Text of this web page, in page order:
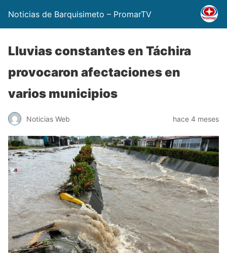
Noticias de Barquisimeto – PromarTV
Lluvias constantes en Táchira
provocaron afectaciones en
varios municipios
Noticias Web hace 4 meses